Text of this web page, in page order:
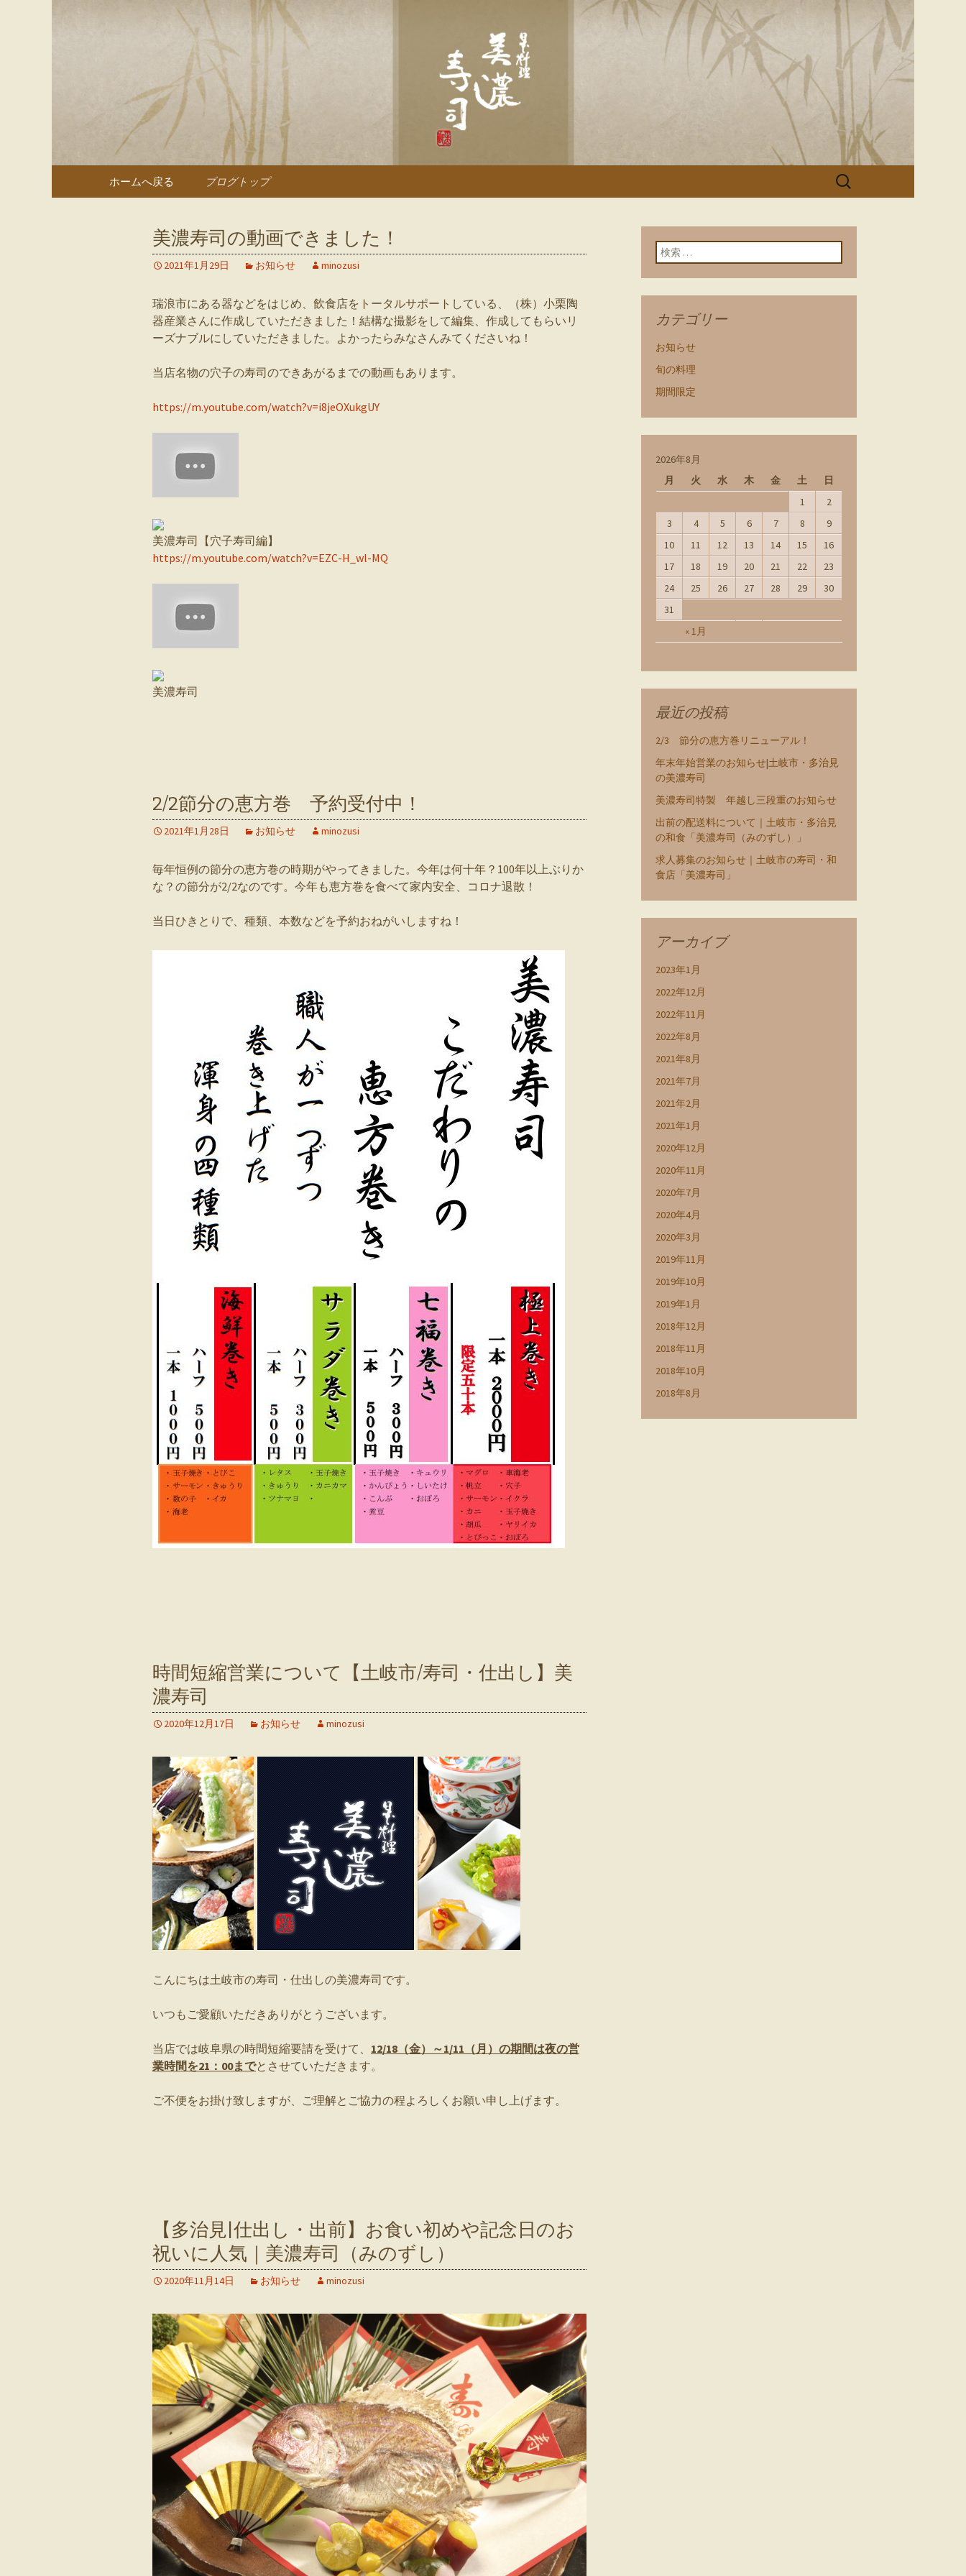
多治見、土岐の寿司・和食「美濃寿司」
のブログ
多治見、土岐の寿司・和食「美濃寿司」のブログです
コンテンツへ移動
ホームへ戻る ブログトップ
検
美濃寿司の動画できました！
2021年1月29日 お知らせ minozusi
瑞浪市にある器などをはじめ、飲食店をトータルサポートしている、（株）小栗陶
器産業さんに作成していただきました！結構な撮影をして編集、作成してもらいリ
ーズナブルにしていただきました。よかったらみなさんみてくださいね！
当店名物の穴子の寿司のできあがるまでの動画もあります。
https://m.youtube.com/watch?v=i8jeOXukgUY
美濃寿司【穴子寿司編】
https://m.youtube.com/watch?v=EZC-H_wl-MQ
美濃寿司
2/2節分の恵方巻 予約受付中！
2021年1月28日 お知らせ minozusi
毎年恒例の節分の恵方巻の時期がやってきました。今年は何十年？100年以上ぶりか
な？の節分が2/2なのです。今年も恵方巻を食べて家内安全、コロナ退散！
当日ひきとりで、種類、本数などを予約おねがいしますね！
時間短縮営業について【土岐市/寿司・仕出し】美
濃寿司
2020年12月17日 お知らせ minozusi
こんにちは土岐市の寿司・仕出しの美濃寿司です。
いつもご愛顧いただきありがとうございます。
当店では岐阜県の時間短縮要請を受けて、 12/18（金）～1/11（月）の期間は夜の営
業時間を21：00までとさせていただきます。
ご不便をお掛け致しますが、ご理解とご協力の程よろしくお願い申し上げます。
【多治見|仕出し・出前】お食い初めや記念日のお
祝いに人気｜美濃寿司（みのずし）
2020年11月14日 お知らせ minozusi
検索:
カテゴリー
お知らせ
旬の料理
期間限定
2026年8月
月
火 水 木 金 土 日
« 1月
1
2
3
4 5 6 7 8
9
10
11 12 13 14 15
16
17
18 19 20 21 22
23
24
25 26 27 28 29
30
31
最近の投稿
2/3 節分の恵方巻リニューアル！
年末年始営業のお知らせ|土岐市・多治見
の美濃寿司
美濃寿司特製 年越し三段重のお知らせ
出前の配送料について｜土岐市・多治見
の和食「美濃寿司（みのずし）」
求人募集のお知らせ｜土岐市の寿司・和
食店「美濃寿司」
アーカイブ
2023年1月
2022年12月
2022年11月
2022年8月
2021年8月
2021年7月
2021年2月
2021年1月
2020年12月
2020年11月
2020年7月
2020年4月
2020年3月
2019年11月
2019年10月
2019年1月
2018年12月
2018年11月
2018年10月
2018年8月